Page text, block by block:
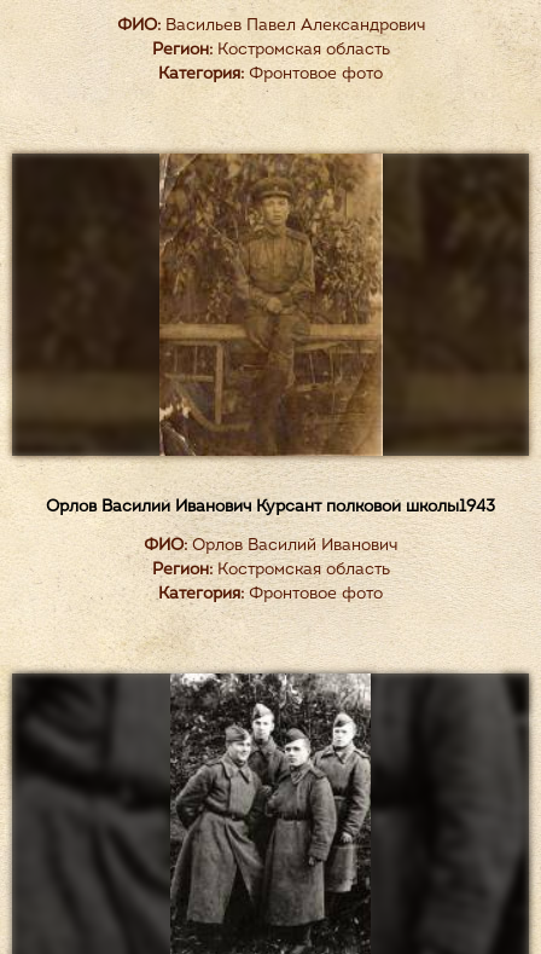
ФИО:Васильев Павел Александрович
Регион:Костромская область
Категория: Фронтовое фото
Орлов Василий Иванович Курсант полковой школы1943
ФИО:Орлов Василий Иванович
Регион:Костромская область
Категория:Фронтовое фото